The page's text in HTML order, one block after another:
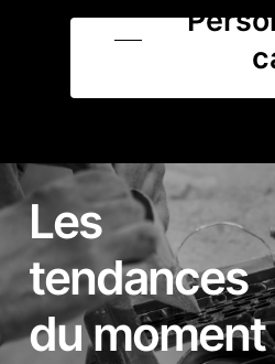
Les
tendances
du moment